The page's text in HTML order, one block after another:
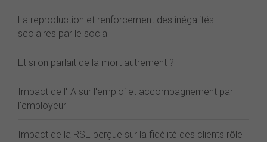
La reproduction et renforcement des inégalités
scolaires par le social
Et si on parlait de la mort autrement ?
Impact de l'IA sur l'emploi et accompagnement par
l'employeur
Impact de la RSE perçue sur la fidélité des clients rôle